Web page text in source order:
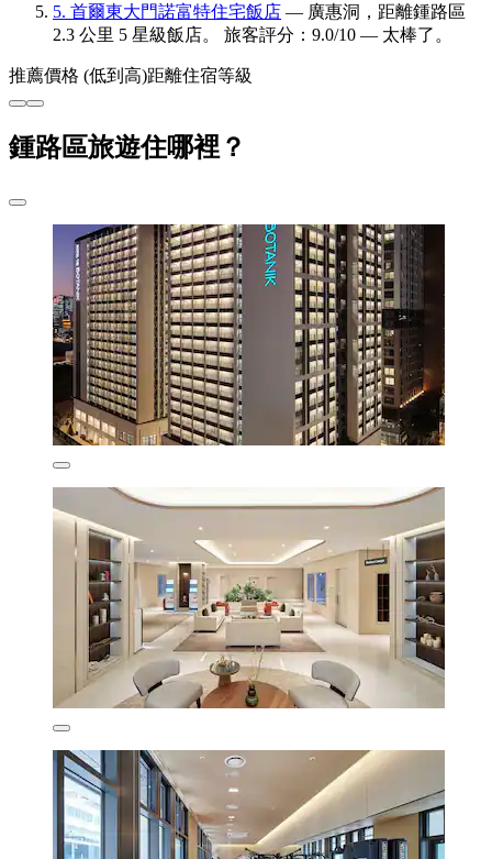
5. 首爾東大門諾富特住宅飯店 — 廣惠洞，距離鍾路區
2.3 公里 5 星級飯店。 旅客評分：9.0/10 — 太棒了。
推薦價格 (低到高)距離住宿等級
鍾路區旅遊住哪裡？